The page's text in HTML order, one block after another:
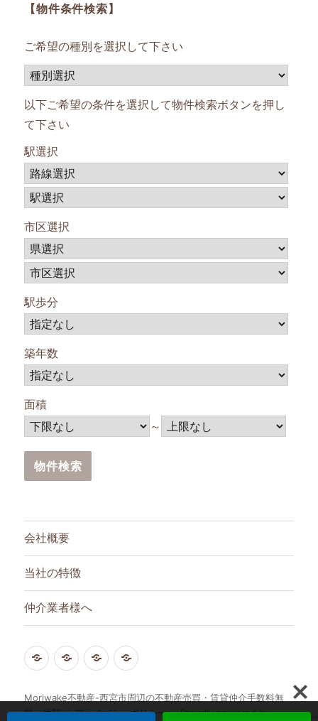
【物件条件検索】
ご希望の種別を選択して下さい
以下ご希望の条件を選択して物件検索ボタンを押し
て下さい
駅選択
市区選択
駅歩分
築年数
面積
～
会社概要
当社の特徴
仲介業者様へ
ト
プ
ペ
会
概
要
メ
ル
で
仲
業
者
Moriwake不動産-西宮市周辺の不動産売買・賃貸仲介手数料無
料・半額
プライバシーポリシー Proudly powered by